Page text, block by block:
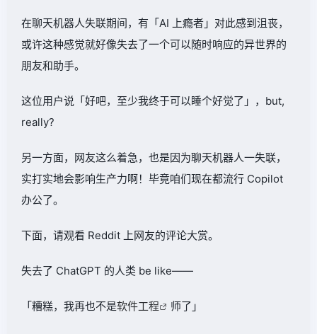
在聊天机器人失联期间，有「AI 上瘾者」对此感到沮丧，
或许这种感觉就好像失去了一个可以随时响应的异世界的
朋友和助手。
这位用户说「好吧，至少我终于可以睡个好觉了」，but,
really?
另一方面，网友这么着急，也是因为聊天机器人一失联，
实打实地会影响生产力啊！毕竟咱们现在都流行 Copilot
办公了。
下面，请观看 Reddit 上网友的评论大赏。
失去了 ChatGPT 的人类 be like——
「糟糕，我再也不是软件工程 师了」